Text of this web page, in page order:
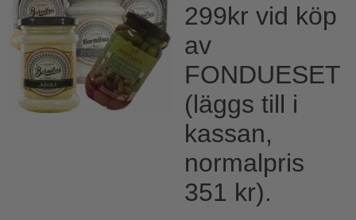
299kr vid köp
av
FONDUESET
(läggs till i
kassan,
normalpris
351 kr).